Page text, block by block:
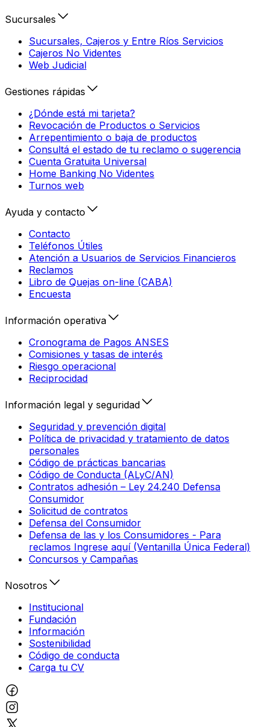
Sucursales
Sucursales, Cajeros y Entre Ríos Servicios
Cajeros No Videntes
Web Judicial
Gestiones rápidas
¿Dónde está mi tarjeta?
Revocación de Productos o Servicios
Arrepentimiento o baja de productos
Consultá el estado de tu reclamo o sugerencia
Cuenta Gratuita Universal
Home Banking No Videntes
Turnos web
Ayuda y contacto
Contacto
Teléfonos Útiles
Atención a Usuarios de Servicios Financieros
Reclamos
Libro de Quejas on-line (CABA)
Encuesta
Información operativa
Cronograma de Pagos ANSES
Comisiones y tasas de interés
Riesgo operacional
Reciprocidad
Información legal y seguridad
Seguridad y prevención digital
Política de privacidad y tratamiento de datos
personales
Código de prácticas bancarias
Código de Conducta (ALyC/AN)
Contratos adhesión – Ley 24.240 Defensa
Consumidor
Solicitud de contratos
Defensa del Consumidor
Defensa de las y los Consumidores - Para
reclamos Ingrese aquí (Ventanilla Única Federal)
Concursos y Campañas
Nosotros
Institucional
Fundación
Información
Sostenibilidad
Código de conducta
Carga tu CV